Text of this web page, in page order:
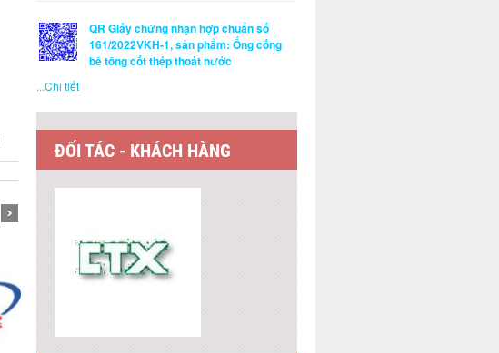
QR Giấy chứng nhận hợp chuẩn số
161/2022VKH-1, sản phẩm: Ống cống
bê tông cốt thép thoát nước
...Chi tiết
ĐỐI TÁC - KHÁCH HÀNG